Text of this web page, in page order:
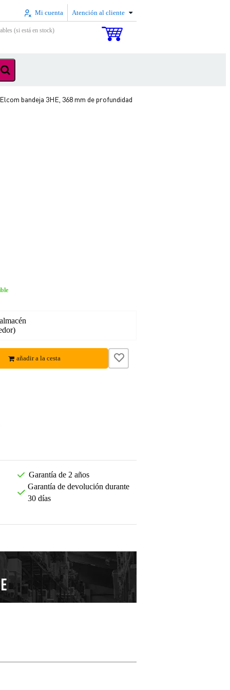
Mi cuenta Atención al cliente
(si está en stock)
bandeja 3HE, 368 mm de profundidad
añadir a la cesta
Garantía de 2 años
Garantía de devolución durante
30 días